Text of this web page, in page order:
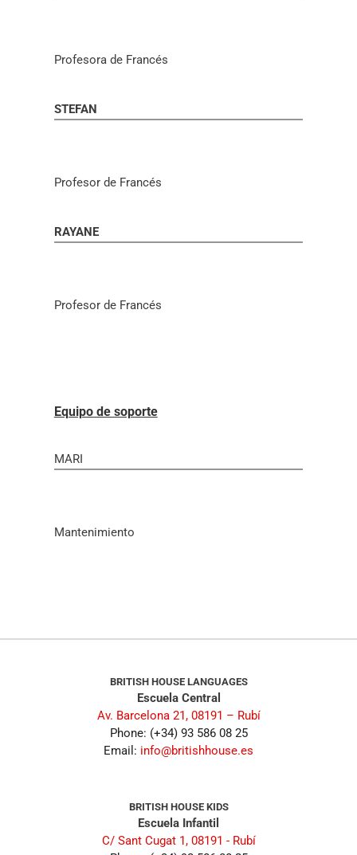
Profesora de Francés
STEFAN
Profesor de Francés
RAYANE
Profesor de Francés
Equipo de soporte
MARI
Mantenimiento
BRITISH HOUSE LANGUAGES
Escuela Central
Av. Barcelona 21, 08191 – Rubí
Phone: (+34) 93 586 08 25
Email: info@britishhouse.es
BRITISH HOUSE KIDS
Escuela Infantil
C/ Sant Cugat 1, 08191 - Rubí